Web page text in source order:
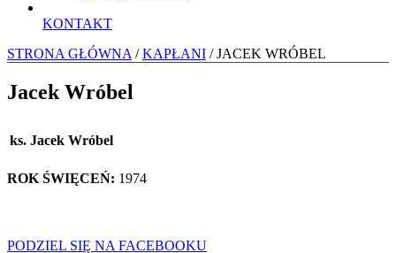
KONTAKT
STRONA GŁÓWNA /KAPŁANI / JACEK WRÓBEL
Jacek Wróbel
ks. Jacek Wróbel
ROK ŚWIĘCEŃ: 1974
PODZIEL SIĘ NA FACEBOOKU